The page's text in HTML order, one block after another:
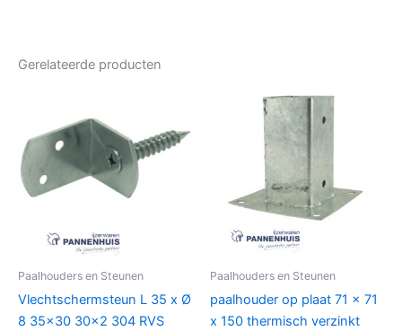
Gerelateerde producten
Paalhouders en Steunen
Vlechtschermsteun L 35 x Ø
8 35×30 30×2 304 RVS
Paalhouders en Steunen
paalhouder op plaat 71 x 71
x 150 thermisch verzinkt